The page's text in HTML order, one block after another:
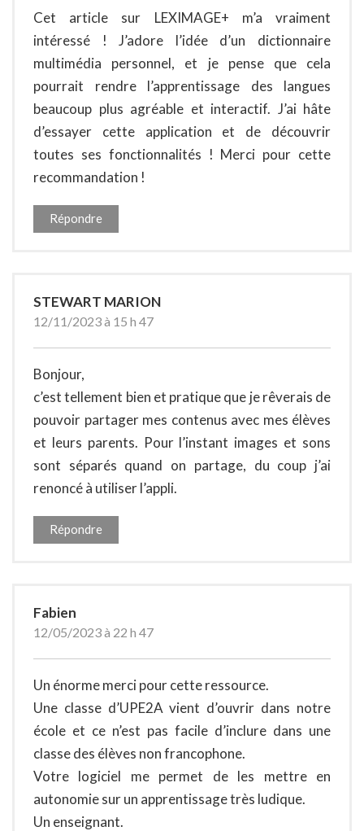
Cet article sur LEXIMAGE+ m’a vraiment
intéressé ! J’adore l’idée d’un dictionnaire
multimédia personnel, et je pense que cela
pourrait rendre l’apprentissage des langues
beaucoup plus agréable et interactif. J’ai hâte
d’essayer cette application et de découvrir
toutes ses fonctionnalités ! Merci pour cette
recommandation !
Répondre
STEWART MARION
12/11/2023 à 15 h 47
Bonjour,
c’est tellement bien et pratique que je rêverais de
pouvoir partager mes contenus avec mes élèves
et leurs parents. Pour l’instant images et sons
sont séparés quand on partage, du coup j’ai
renoncé à utiliser l’appli.
Répondre
Fabien
12/05/2023 à 22 h 47
Un énorme merci pour cette ressource.
Une classe d’UPE2A vient d’ouvrir dans notre
école et ce n’est pas facile d’inclure dans une
classe des élèves non francophone.
Votre logiciel me permet de les mettre en
autonomie sur un apprentissage très ludique.
Un enseignant.